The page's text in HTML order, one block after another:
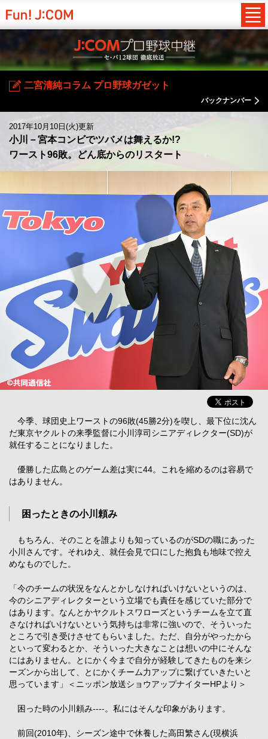
二宮清純コラム プロ野球ガゼット
バックナンバー
2017年10月10日(火)更新
小川－宮本コンビでツバメは舞えるか!?
ワースト96敗。どん底からのリスタート
今季、球団史上ワーストの96敗(45勝2分)を喫し、最下位に沈ん
だ東京ヤクルトの来季監督に小川淳司シニアディレクター(SD)が
就任することになりました。
優勝した広島とのゲーム差は実に44。これを縮めるのは容易で
はありません。
困ったときの小川頼み
もちろん、そのことを誰よりも知っているのがSDの職にあった
小川さんです。それゆえ、就任会見で口にした抱負も地味で控え
めなものでした。
「今のチームの状況をなんとかしなければいけないというのは、
今のシニアディレクターという立場でも責任を感じていた部分で
はあります。なんとかヤクルトスワローズというチームを立て直
さなければいけないという気持ちは非常に強いので、そういった
ところで引き受けさせてもらいました。ただ、自分がやったから
といって変わるとか、そういった大きなことは想いの中にそんな
にはありません。とにかく今まで自分が経験してきたものを来シ
ーズンから出して、とにかくチーム力アップに繋げていきたいと
思っています」＜ニッポン放送ショウアップナイターHPより＞
困った時の小川頼み----。私にはそんな印象があります。
前回(2010年)、シーズン途中で休養した高田繁さん(現横浜